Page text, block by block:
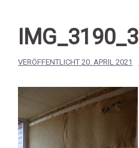
IMG_3190_3
VERÖFFENTLICHT 20. APRIL 2021